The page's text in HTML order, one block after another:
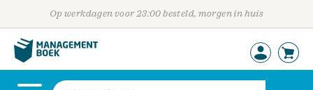
Op werkdagen voor 23:00 besteld, morgen in huis